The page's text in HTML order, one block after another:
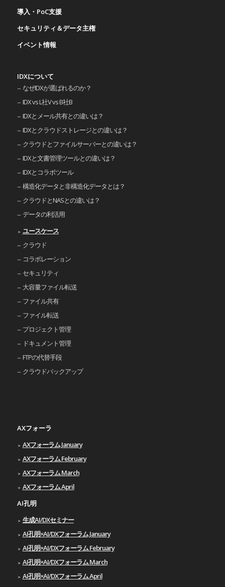
導入・PoC支援
セキュリティ＆データ主権
イベント情報
IDXについて
なぜIDXが選ばれるのか？
IDX vs L社V vs B社B
IDXとメール共有との違いは？
IDXとクラウドストレージとの違いは？
クラウドとファイルサーバーとの違いは？
IDXと文書管理ツールとの違いは？
IDXとコラボツール
構造化データと非構造化データとは？
クラウドとNASとの違いは？
データの利活用
ユースケース
クラウド
コラボレーション
セキュリティ
大容量ファイル転送
ファイル共有
ファイル転送
プロジェクト管理
ドキュメント管理
FTPの代替手段
クラウドバックアップ
AXフォーラ
AXフォーラム January
AXフォーラム February
AXフォーラム March
AXフォーラム April
AI孔明
生成AI/DXセミナー
AI孔明×AI/DXフォーラム January
AI孔明×AI/DXフォーラム February
AI孔明×AI/DXフォーラム March
AI孔明×AI/DXフォーラム April